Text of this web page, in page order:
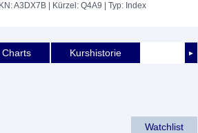
A3DX7B | Kürzel: Q4A9 | Typ: Index
►
Charts Kurshistorie
Watchlist